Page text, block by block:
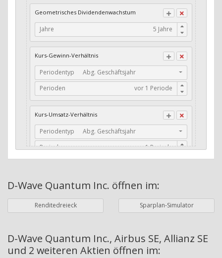
Cash-Quote
CFO / Interest Expense
Current Ratio
Long-Term Debt to Working Capital
Dividenden-Check
Stabiles Dividenden-Wachstum
Stabiles Dividenden-Wachstum (TTM)
Stabiles Absolutes Dividenden-Wachstum
Dividendenrendite (angekündigt)
Adj. Dividendenrendite (Market Cap)
Geometrisches Dividendenwachstum
Jahre
Kurs-Gewinn-Verhältnis
Periodentyp
Abg. Geschäftsjahr
Perioden
Kurs-Umsatz-Verhältnis
Periodentyp
Abg. Geschäftsjahr
Perioden
Währung Bilanzierungswährung
Periodentyp
Jahre
Perioden
D-Wave Quantum Inc. öffnen im:
Renditedreieck Sparplan-Simulator
D-Wave Quantum Inc., Airbus SE, Allianz SE
und 2 weiteren Aktien öffnen im: